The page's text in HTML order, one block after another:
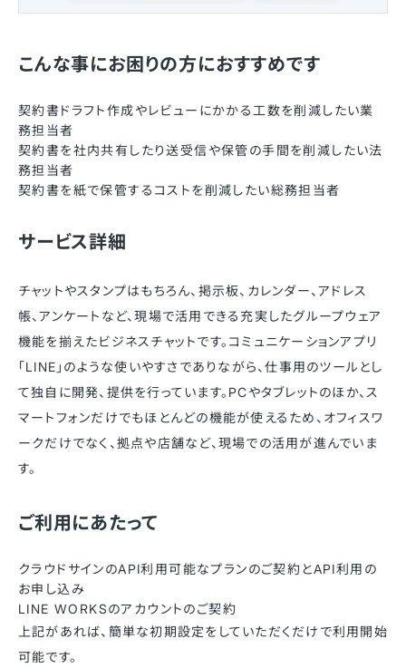
こんな事にお困りの方におすすめです
契約書ドラフト作成やレビューにかかる工数を削減したい業
務担当者
契約書を社内共有したり送受信や保管の手間を削減したい法
務担当者
契約書を紙で保管するコストを削減したい総務担当者
サービス詳細
チャットやスタンプはもちろん、掲示板、カレンダー、アドレス
帳、アンケートなど、現場で活用できる充実したグループウェア
機能を揃えたビジネスチャットです。コミュニケーションアプリ
「LINE」のような使いやすさでありながら、仕事用のツールとし
て独自に開発、提供を行っています。PCやタブレットのほか、ス
マートフォンだけでもほとんどの機能が使えるため、オフィスワ
ークだけでなく、拠点や店舗など、現場での活用が進んでいま
す。
ご利用にあたって
クラウドサインのAPI利用可能なプランのご契約とAPI利用の
お申し込み
LINE WORKSのアカウントのご契約
上記があれば、簡単な初期設定をしていただくだけで利用開始
可能です。